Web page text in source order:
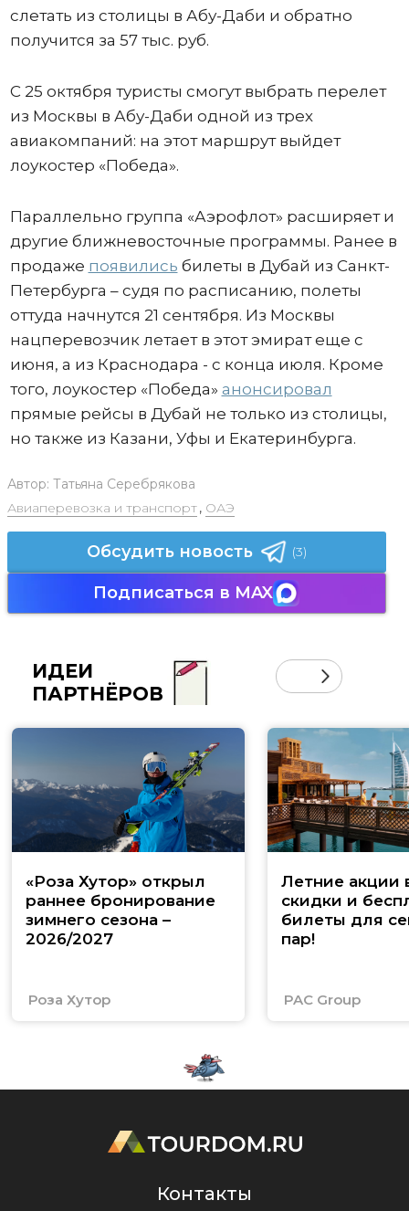
слетать из столицы в Абу-Даби и обратно
получится за 57 тыс. руб.
С 25 октября туристы смогут выбрать перелет
из Москвы в Абу-Даби одной из трех
авиакомпаний: на этот маршрут выйдет
лоукостер «Победа».
Параллельно группа «Аэрофлот» расширяет и
другие ближневосточные программы. Ранее в
продаже появились билеты в Дубай из Санкт-
Петербурга – судя по расписанию, полеты
оттуда начнутся 21 сентября. Из Москвы
нацперевозчик летает в этот эмират еще с
июня, а из Краснодара - с конца июля. Кроме
того, лоукостер «Победа» анонсировал
прямые рейсы в Дубай не только из столицы,
но также из Казани, Уфы и Екатеринбурга.
Автор: Татьяна Серебрякова
Авиаперевозка и транспорт, ОАЭ
Обсудить новость (3)
Подписаться в MAX
ИДЕИ
ПАРТНЁРОВ
«Роза Хутор» открыл
раннее бронирование
зимнего сезона –
2026/2027
Роза Хутор
Летние акции
скидки и
билеты для
пар!
PAC Group
Контакты